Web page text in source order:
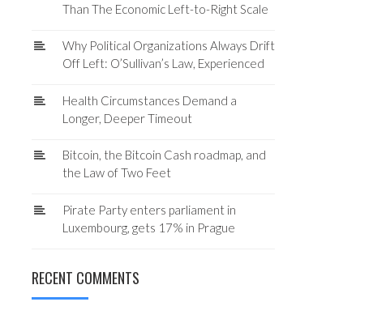
Than The Economic Left-to-Right Scale
Why Political Organizations Always Drift
Off Left: O’Sullivan’s Law, Experienced
Health Circumstances Demand a
Longer, Deeper Timeout
Bitcoin, the Bitcoin Cash roadmap, and
the Law of Two Feet
Pirate Party enters parliament in
Luxembourg, gets 17% in Prague
RECENT COMMENTS